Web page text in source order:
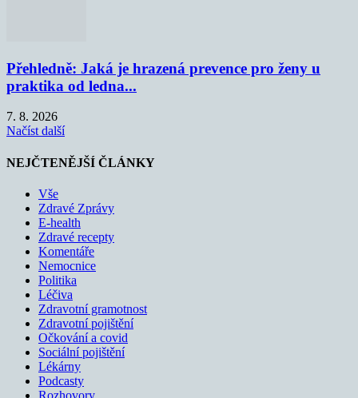
Přehledně: Jaká je hrazená prevence pro ženy u
praktika od ledna...
7. 8. 2026
Načíst další
NEJČTENĚJŠÍ ČLÁNKY
Vše
Zdravé Zprávy
E-health
Zdravé recepty
Komentáře
Nemocnice
Politika
Léčiva
Zdravotní gramotnost
Zdravotní pojištění
Očkování a covid
Sociální pojištění
Lékárny
Podcasty
Rozhovory